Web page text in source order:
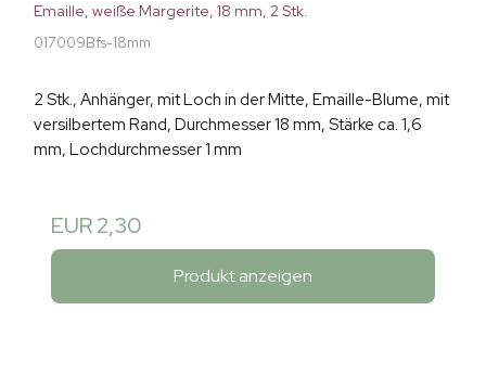
Emaille, weiße Margerite, 18 mm, 2 Stk.
017009Bfs-18mm
2 Stk., Anhänger, mit Loch in der Mitte, Emaille-Blume, mit
versilbertem Rand, Durchmesser 18 mm, Stärke ca. 1,6
mm, Lochdurchmesser 1 mm
EUR 2,30
Produkt anzeigen